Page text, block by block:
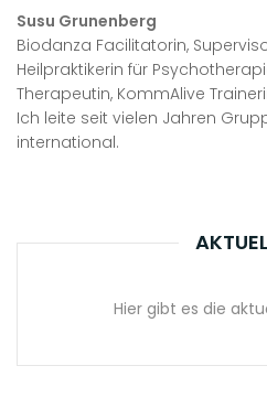
Susu Grunenberg
Biodanza Facilitatorin,
Heilpraktikerin für
Therapeutin, KommAlive
Ich leite seit vielen Jahren
international.
Hier gibt es die